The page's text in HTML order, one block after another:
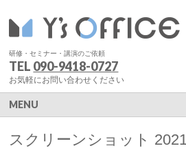
研修・セミナー・講演のご依頼
TEL 090-9418-0727
お気軽にお問い合わせください
MENU
スクリーンショット